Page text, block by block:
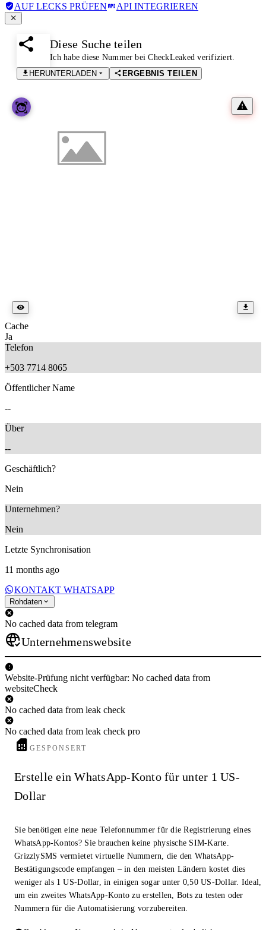
AUF LECKS PRÜFEN API INTEGRIEREN
Diese Suche teilen
Ich habe diese Nummer bei CheckLeaked verifiziert.
HERUNTERLADEN
ERGEBNIS TEILEN
Cache
Ja
Telefon
+503 7714 8065
Öffentlicher Name
--
Über
--
Geschäftlich?
Nein
Unternehmen?
Nein
Letzte Synchronisation
11 months ago
KONTAKT WHATSAPP
Rohdaten
No cached data from telegram
Unternehmenswebsite
Website-Prüfung nicht verfügbar: No cached data from
websiteCheck
No cached data from leak check
No cached data from leak check pro
GESPONSERT
Erstelle ein WhatsApp-Konto für unter 1 US-
Dollar
Sie benötigen eine neue Telefonnummer für die Registrierung eines
WhatsApp-Kontos? Sie brauchen keine physische SIM-Karte.
GrizzlySMS vermietet virtuelle Nummern, die den WhatsApp-
Bestätigungscode empfangen – in den meisten Ländern kostet dies
weniger als 1 US-Dollar, in einigen sogar unter 0,50 US-Dollar. Ideal,
um ein zweites WhatsApp-Konto zu erstellen, Bots zu testen oder
Nummern für die Automatisierung vorzubereiten.